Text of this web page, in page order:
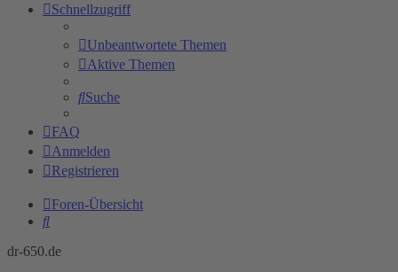
Schnellzugriff
Unbeantwortete Themen
Aktive Themen
Suche
FAQ
Anmelden
Registrieren
Foren-Übersicht
Suche
dr-650.de